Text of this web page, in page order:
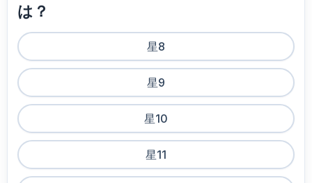
は？
星8
星9
星10
星11